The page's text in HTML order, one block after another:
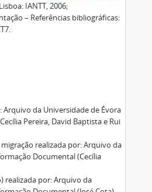
IANTT, 2006;
– Referências bibliográficas:
Arquivo da Universidade de Évora
Pereira, David Baptista e Rui
realizada por: Arquivo da
Documental (Cecília
realizada por: Arquivo da